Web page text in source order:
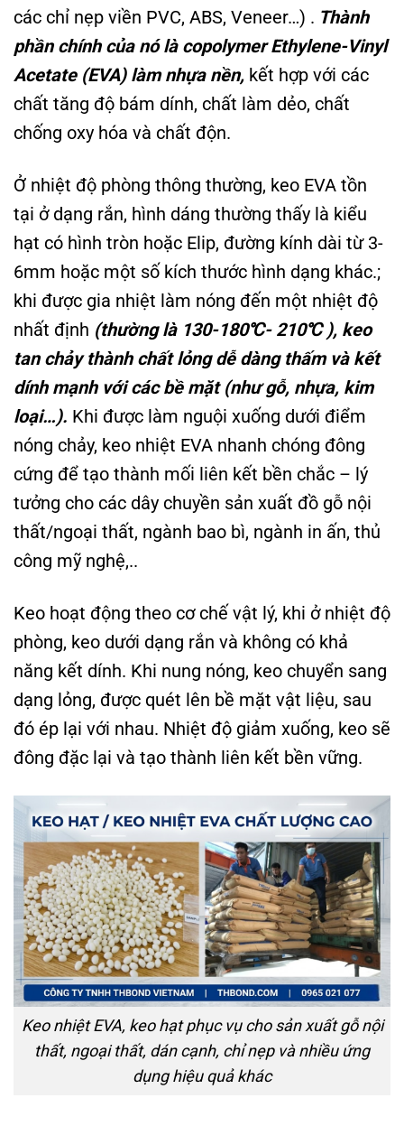
các chỉ nẹp viền PVC, ABS, Veneer…) . Thành
phần chính của nó là copolymer Ethylene-Vinyl
Acetate (EVA) làm nhựa nền, kết hợp với các
chất tăng độ bám dính, chất làm dẻo, chất
chống oxy hóa và chất độn.
Ở nhiệt độ phòng thông thường, keo EVA tồn
tại ở dạng rắn, hình dáng thường thấy là kiểu
hạt có hình tròn hoặc Elip, đường kính dài từ 3-
6mm hoặc một số kích thước hình dạng khác.;
khi được gia nhiệt làm nóng đến một nhiệt độ
nhất định (thường là 130-180℃- 210℃ ), keo
tan chảy thành chất lỏng dễ dàng thấm và kết
dính mạnh với các bề mặt (như gỗ, nhựa, kim
loại…). Khi được làm nguội xuống dưới điểm
nóng chảy, keo nhiệt EVA nhanh chóng đông
cứng để tạo thành mối liên kết bền chắc – lý
tưởng cho các dây chuyền sản xuất đồ gỗ nội
thất/ngoại thất, ngành bao bì, ngành in ấn, thủ
công mỹ nghệ,..
Keo hoạt động theo cơ chế vật lý, khi ở nhiệt độ
phòng, keo dưới dạng rắn và không có khả
năng kết dính. Khi nung nóng, keo chuyển sang
dạng lỏng, được quét lên bề mặt vật liệu, sau
đó ép lại với nhau. Nhiệt độ giảm xuống, keo sẽ
đông đặc lại và tạo thành liên kết bền vững.
Keo nhiệt EVA, keo hạt phục vụ cho sản xuất gỗ nội
thất, ngoại thất, dán cạnh, chỉ nẹp và nhiều ứng
dụng hiệu quả khác